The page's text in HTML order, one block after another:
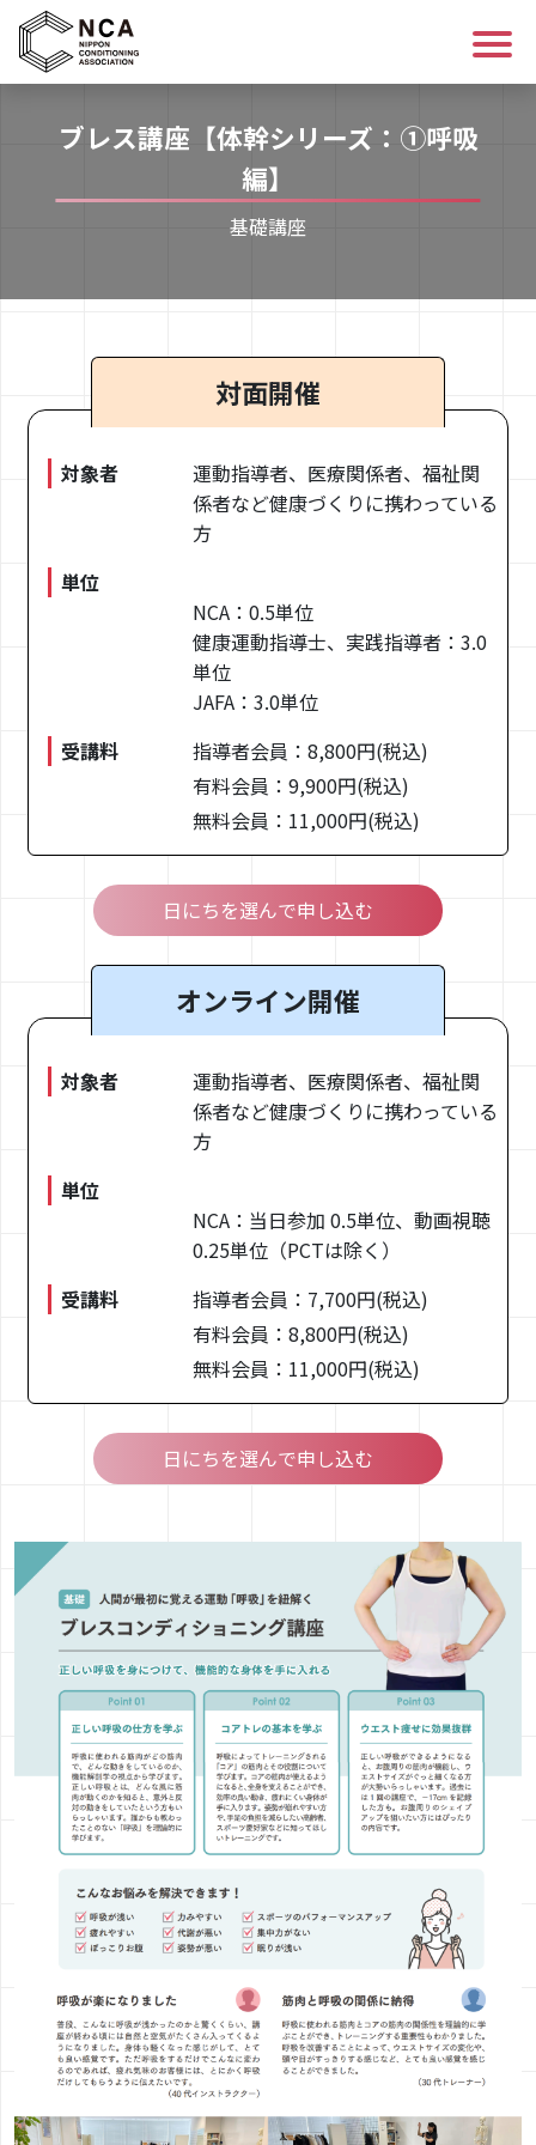
ログイン/会員登録
講座を探す
NCAについて
お知らせ
資料請求
施設を探す
一般社団法人
日本コンディショニング協会
〒154-0004
東京都世田谷区
太子堂4-4-1 来るビル4F/5F
MAIL : 03-5779-6814
TEL : desk@e-nca.jp
ブレス講座【体幹シリーズ：➀呼吸
編】
基礎講座
対面開催
対象者
運動指導者、医療関係者、福祉関
係者など健康づくりに携わっている
方
単位
NCA：0.5単位
健康運動指導士、実践指導者：3.0
単位
JAFA：3.0単位
受講料
指導者会員：8,800円(税込)
有料会員：9,900円(税込)
無料会員：11,000円(税込)
日にちを選んで申し込む
オンライン開催
対象者
運動指導者、医療関係者、福祉関
係者など健康づくりに携わっている
方
単位
NCA：当日参加 0.5単位、動画視聴
0.25単位（PCTは除く）
受講料
指導者会員：7,700円(税込)
有料会員：8,800円(税込)
無料会員：11,000円(税込)
日にちを選んで申し込む